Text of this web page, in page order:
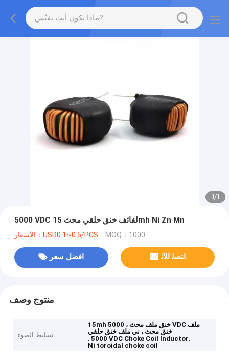
1/1
5000 VDC لفائف خنق حلقي محث 15mh Ni Zn Mn
الأسعار：USD0.1~0.5/PCS MOQ：1000
افضل سعر ﺎﺘﺼﻟ ﺍﻶﻧ
منتوج وصف
تسليط الضوء
15mh خنق ملف محث ، 5000 VDC ملف
خنق محث ، ني ملف خنق حلقي
,5000 VDC Choke Coil Inductor,
Ni toroidal choke coil